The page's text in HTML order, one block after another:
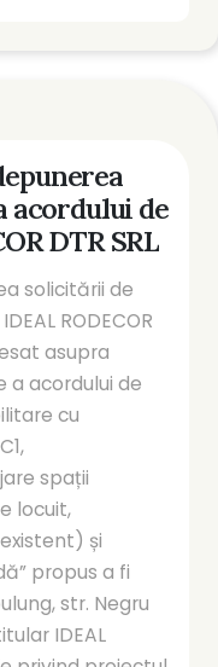
acordului de
DTR SRL
solicitării de
RODECOR
asupra
a acordului de
cu
spații
locuit,
și
propus a fi
str. Negru
IDEAL